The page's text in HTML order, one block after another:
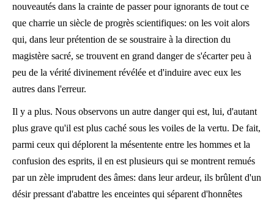
nouveautés dans la crainte de passer pour ignorants de tout ce
que charrie un siècle de progrès scientifiques: on les voit alors
qui, dans leur prétention de se soustraire à la direction du
magistère sacré, se trouvent en grand danger de s'écarter peu à
peu de la vérité divinement révélée et d'induire avec eux les
autres dans l'erreur.
Il y a plus. Nous observons un autre danger qui est, lui, d'autant
plus grave qu'il est plus caché sous les voiles de la vertu. De fait,
parmi ceux qui déplorent la mésentente entre les hommes et la
confusion des esprits, il en est plusieurs qui se montrent remués
par un zèle imprudent des âmes: dans leur ardeur, ils brûlent d'un
désir pressant d'abattre les enceintes qui séparent d'honnêtes